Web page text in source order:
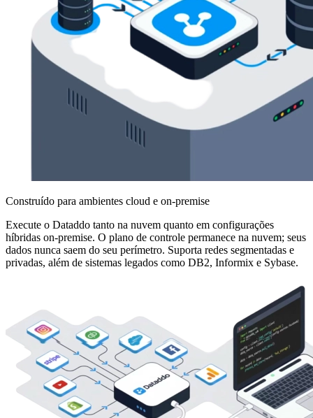
Construído para ambientes cloud e on-premise
Execute o Dataddo tanto na nuvem quanto em configurações
híbridas on-premise. O plano de controle permanece na nuvem; seus
dados nunca saem do seu perímetro. Suporta redes segmentadas e
privadas, além de sistemas legados como DB2, Informix e Sybase.